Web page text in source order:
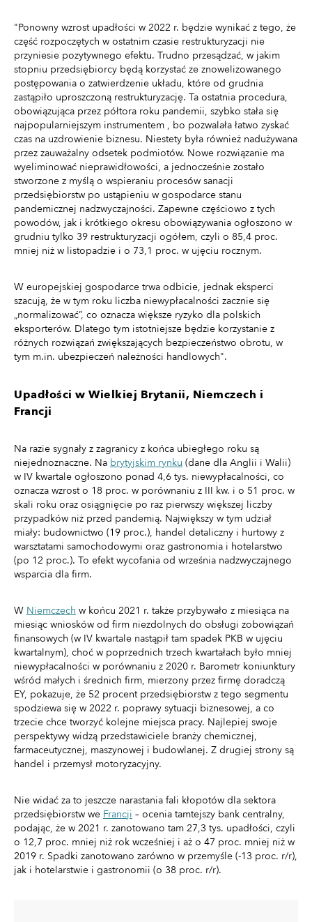
"Ponowny wzrost upadłości w 2022 r. będzie wynikać z tego, że
część rozpoczętych w ostatnim czasie restrukturyzacji nie
przyniesie pozytywnego efektu. Trudno przesądzać, w jakim
stopniu przedsiębiorcy będą korzystać ze znowelizowanego
postępowania o zatwierdzenie układu, które od grudnia
zastąpiło uproszczoną restrukturyzację. Ta ostatnia procedura,
obowiązująca przez półtora roku pandemii, szybko stała się
najpopularniejszym instrumentem , bo pozwalała łatwo zyskać
czas na uzdrowienie biznesu. Niestety była również nadużywana
przez zauważalny odsetek podmiotów. Nowe rozwiązanie ma
wyeliminować nieprawidłowości, a jednocześnie zostało
stworzone z myślą o wspieraniu procesów sanacji
przedsiębiorstw po ustąpieniu w gospodarce stanu
pandemicznej nadzwyczajności. Zapewne częściowo z tych
powodów, jak i krótkiego okresu obowiązywania ogłoszono w
grudniu tylko 39 restrukturyzacji ogółem, czyli o 85,4 proc.
mniej niż w listopadzie i o 73,1 proc. w ujęciu rocznym.
W europejskiej gospodarce trwa odbicie, jednak eksperci
szacują, że w tym roku liczba niewypłacalności zacznie się
„normalizować”, co oznacza większe ryzyko dla polskich
eksporterów. Dlatego tym istotniejsze będzie korzystanie z
różnych rozwiązań zwiększających bezpieczeństwo obrotu, w
tym m.in. ubezpieczeń należności handlowych".
Upadłości w Wielkiej Brytanii, Niemczech i
Francji
Na razie sygnały z zagranicy z końca ubiegłego roku są
niejednoznaczne. Na brytyjskim rynku (dane dla Anglii i Walii)
w IV kwartale ogłoszono ponad 4,6 tys. niewypłacalności, co
oznacza wzrost o 18 proc. w porównaniu z III kw. i o 51 proc. w
skali roku oraz osiągnięcie po raz pierwszy większej liczby
przypadków niż przed pandemią. Największy w tym udział
miały: budownictwo (19 proc.), handel detaliczny i hurtowy z
warsztatami samochodowymi oraz gastronomia i hotelarstwo
(po 12 proc.). To efekt wycofania od września nadzwyczajnego
wsparcia dla firm.
W Niemczech w końcu 2021 r. także przybywało z miesiąca na
miesiąc wniosków od firm niezdolnych do obsługi zobowiązań
finansowych (w IV kwartale nastąpił tam spadek PKB w ujęciu
kwartalnym), choć w poprzednich trzech kwartałach było mniej
niewypłacalności w porównaniu z 2020 r. Barometr koniunktury
wśród małych i średnich firm, mierzony przez firmę doradczą
EY, pokazuje, że 52 procent przedsiębiorstw z tego segmentu
spodziewa się w 2022 r. poprawy sytuacji biznesowej, a co
trzecie chce tworzyć kolejne miejsca pracy. Najlepiej swoje
perspektywy widzą przedstawiciele branży chemicznej,
farmaceutycznej, maszynowej i budowlanej. Z drugiej strony są
handel i przemysł motoryzacyjny.
Nie widać za to jeszcze narastania fali kłopotów dla sektora
przedsiębiorstw we Francji – ocenia tamtejszy bank centralny,
podając, że w 2021 r. zanotowano tam 27,3 tys. upadłości, czyli
o 12,7 proc. mniej niż rok wcześniej i aż o 47 proc. mniej niż w
2019 r. Spadki zanotowano zarówno w przemyśle (-13 proc. r/r),
jak i hotelarstwie i gastronomii (o 38 proc. r/r).